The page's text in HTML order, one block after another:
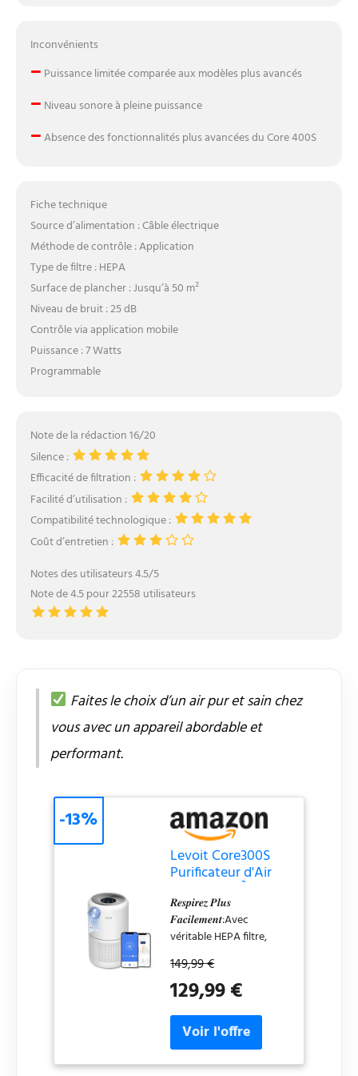
ans, si vous avez des
votre achat, n'hésitez pas à
service professionnel;
Veuillez retirer le sac en
plastique du nouveau filtre
Inconvénients
– Puissance limitée comparée aux modèles plus avancés
– Niveau sonore à pleine puissance
–Absence des fonctionnalités plus avancées du Core 400S
Fiche technique
Source d’alimentation : Câble électrique
Méthode de contrôle : Application
Type de filtre : HEPA
Surface de plancher : Jusqu’à 50 m²
Niveau de bruit : 25 dB
Contrôle via application mobile
Puissance : 7 Watts
Programmable
Note de la rédaction 16/20
Silence :
Efficacité de filtration :
Facilité d’utilisation :
Compatibilité technologique :
Coût d’entretien :
Notes des utilisateurs 4.5/5
Note de 4.5 pour 22558 utilisateurs
Faites le choix d’un air pur et sain chez
vous avec un appareil abordable et
performant.
Levoit Core300S
Purificateur d'Air
CADR240m³/h
HEPA Capture
contre Allergie
𝑹𝒆𝒔𝒑𝒊𝒓𝒆𝒛 𝑷𝒍𝒖𝒔
𝑭𝒂𝒄𝒊𝒍𝒆𝒎𝒆𝒏𝒕:Avec
véritable HEPA filtre,
capture pollen,
graminées, particules de
fumée, squames
d'animaux, PM2.5,
soulagant les réactions
allergiques: la toux, le
nez bouché, les
149,99 €
129,99 €
-13%